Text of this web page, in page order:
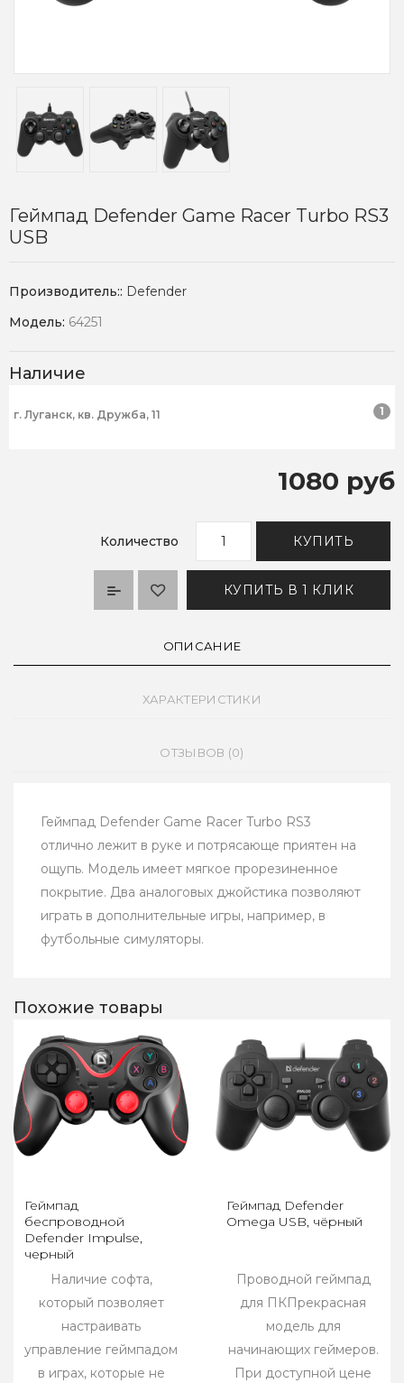
Геймпад Defender Game Racer Turbo RS3
USB
Производитель:: Defender
Модель: 64251
Наличие
г. Луганск, кв. Дружба, 11 1
1080 руб
Количество КУПИТЬ
КУПИТЬ В 1 КЛИК
ОПИСАНИЕ
ХАРАКТЕРИСТИКИ
ОТЗЫВОВ (0)
Геймпад Defender Game Racer Turbo RS3
отлично лежит в руке и потрясающе приятен на
ощупь. Модель имеет мягкое прорезиненное
покрытие. Два аналоговых джойстика позволяют
играть в дополнительные игры, например, в
футбольные симуляторы.
Похожие товары
Геймпад
беспроводной
Defender Impulse,
черный
Наличие софта,
который позволяет
настраивать
управление геймпадом
в играх, которые не
Геймпад Defender
Omega USB, чёрный
Проводной геймпад
для ПКПрекрасная
модель для
начинающих геймеров.
При доступной цене